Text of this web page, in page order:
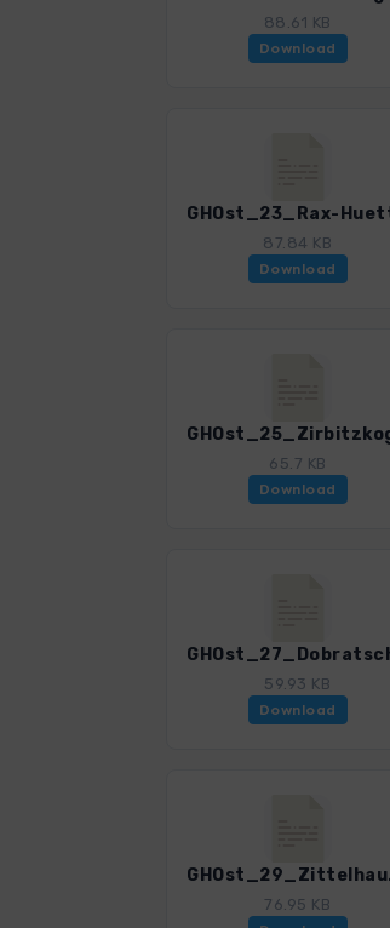
88.61 KB
Download
87.84 KB
Download
65.7 KB
Download
59.93 KB
Download
76.95 KB